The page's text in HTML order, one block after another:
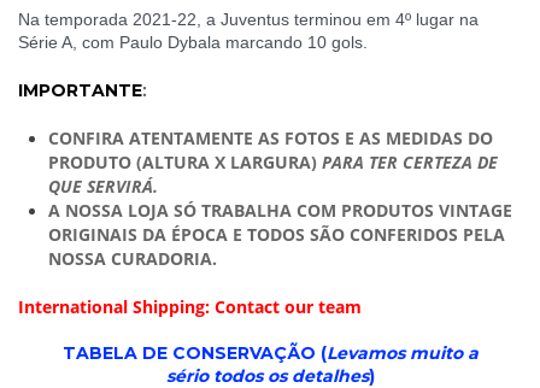
Na temporada 2021-22, a Juventus terminou em 4º lugar na
Série A, com Paulo Dybala marcando 10 gols.
IMPORTANTE:
CONFIRA ATENTAMENTE AS FOTOS E AS MEDIDAS DO
PRODUTO (ALTURA X LARGURA) PARA TER CERTEZA DE
QUE SERVIRÁ.
A NOSSA LOJA SÓ TRABALHA COM PRODUTOS VINTAGE
ORIGINAIS DA ÉPOCA E TODOS SÃO CONFERIDOS PELA
NOSSA CURADORIA.
International Shipping: Contact our team
TABELA DE CONSERVAÇÃO (Levamos muito a
sério todos os detalhes)